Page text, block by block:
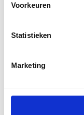
Voorkeuren
Statistieken
Marketing